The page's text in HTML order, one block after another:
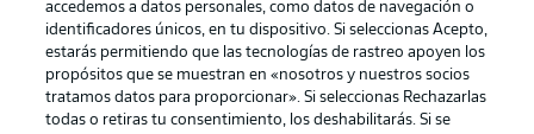
accedemos a datos personales, como datos de navegación o
identificadores únicos, en tu dispositivo. Si seleccionas Acepto,
estarás permitiendo que las tecnologías de rastreo apoyen los
propósitos que se muestran en «nosotros y nuestros socios
tratamos datos para proporcionar». Si seleccionas Rechazarlas
todas o retiras tu consentimiento, los deshabilitarás. Si se